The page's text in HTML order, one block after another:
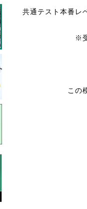
共通テスト本番レ
※
この